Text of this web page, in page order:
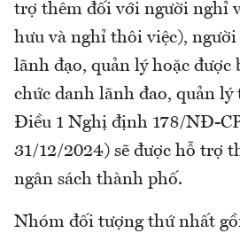
trợ thêm đối với người nghỉ
hưu và nghỉ thôi việc),
lãnh đạo, quản lý hoặc được
chức danh lãnh đao, quản lý
Điều 1 Nghị định 178/NĐ-
31/12/2024) sẽ được hỗ trợ
ngân sách thành phố.
Nhóm đối tượng thứ nhất